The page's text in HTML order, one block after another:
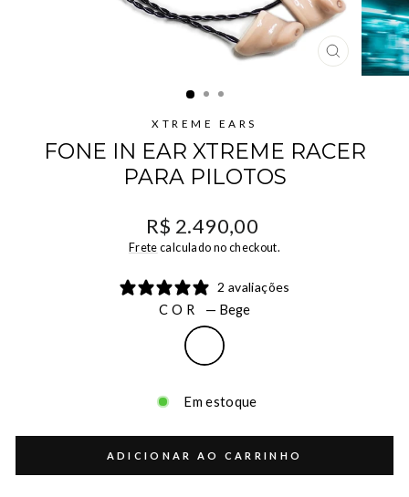
FECHAR
(ESC)
XTREME EARS
FONE IN EAR XTREME RACER
PARA PILOTOS
Preço
normal
R$ 2.490,00
Frete calculado no checkout.
2 avaliações
COR — Bege
Em estoque
ADICIONAR AO CARRINHO